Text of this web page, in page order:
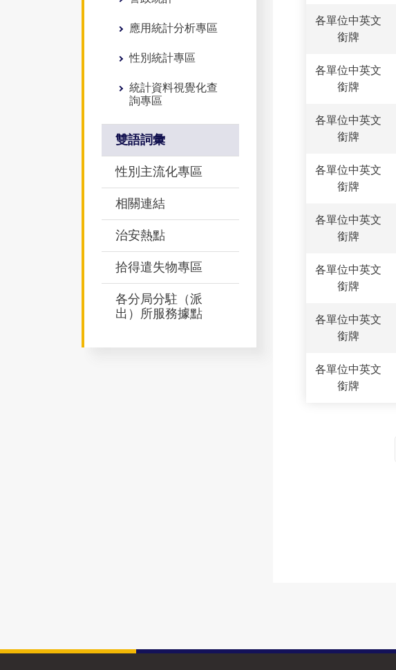
應用統計分析專區
性別統計專區
統計資料視覺化查
詢專區
雙語詞彙
性別主流化專區
相關連結
治安熱點
拾得遣失物專區
各分局分駐（派
出）所服務據點
各單位中英文
銜牌
各單位中英文
銜牌
各單位中英文
銜牌
各單位中英文
銜牌
各單位中英文
銜牌
各單位中英文
銜牌
各單位中英文
銜牌
各單位中英文
銜牌